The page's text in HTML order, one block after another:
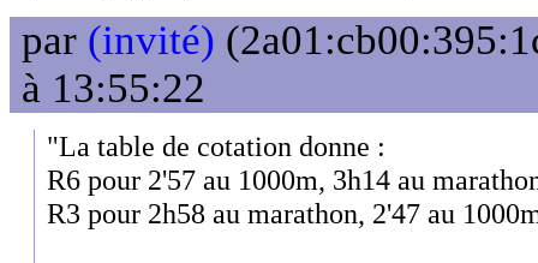
par (invité)
à 13:55:22
"La table de cotation donne :
R6 pour 2'57 au 1000m, 3h14 au
R3 pour 2h58 au marathon, 2'47 au